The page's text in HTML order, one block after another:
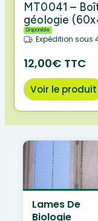
MT0041 –
géologie
Disponible
Expédition sous
12,00€ TTC
Voir le produit
Lames De
Biologie